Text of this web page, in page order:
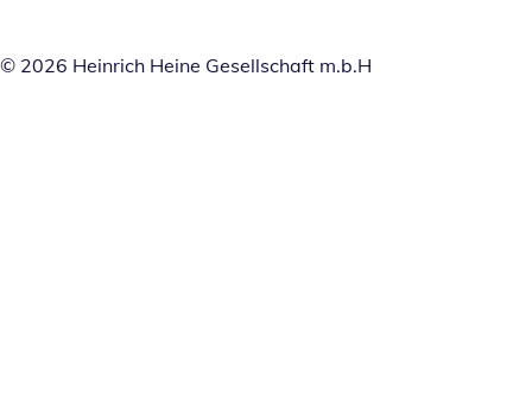
© 2026 Heinrich Heine Gesellschaft m.b.H